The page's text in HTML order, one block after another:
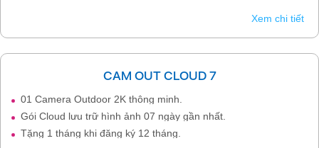
Xem chi tiết
CAM OUT CLOUD 7
01 Camera Outdoor 2K thông minh.
Gói Cloud lưu trữ hình ảnh 07 ngày gần nhất.
Tặng 1 tháng khi đăng ký 12 tháng.